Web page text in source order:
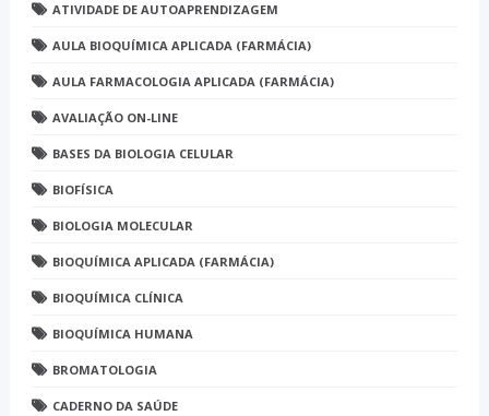
ATIVIDADE DE AUTOAPRENDIZAGEM
AULA BIOQUÍMICA APLICADA (FARMÁCIA)
AULA FARMACOLOGIA APLICADA (FARMÁCIA)
AVALIAÇÃO ON-LINE
BASES DA BIOLOGIA CELULAR
BIOFÍSICA
BIOLOGIA MOLECULAR
BIOQUÍMICA APLICADA (FARMÁCIA)
BIOQUÍMICA CLÍNICA
BIOQUÍMICA HUMANA
BROMATOLOGIA
CADERNO DA SAÚDE